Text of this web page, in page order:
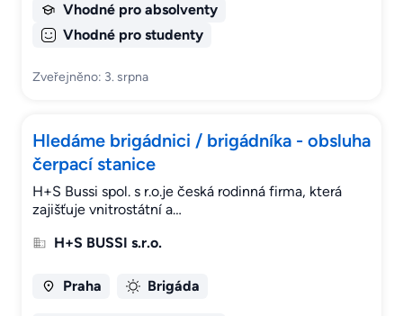
Vhodné pro absolventy
Vhodné pro studenty
Zveřejněno: 3. srpna
Hledáme brigádnici / brigádníka - obsluha
čerpací stanice
H+S Bussi spol. s r.o.je česká rodinná firma, která
zajišťuje vnitrostátní a…
H+S BUSSI s.r.o.
Praha Brigáda